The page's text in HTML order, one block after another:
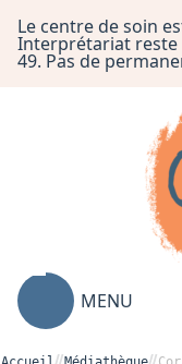
Le centre de soin
Interprétariat reste
49. Pas de
MENU